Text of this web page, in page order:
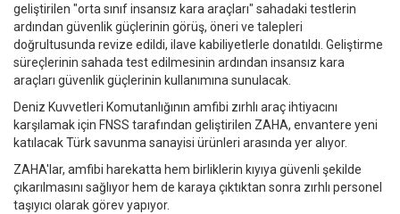
geliştirilen "orta sınıf insansız kara araçları" sahadaki testlerin
ardından güvenlik güçlerinin görüş, öneri ve talepleri
doğrultusunda revize edildi, ilave kabiliyetlerle donatıldı. Geliştirme
süreçlerinin sahada test edilmesinin ardından insansız kara
araçları güvenlik güçlerinin kullanımına sunulacak.
Deniz Kuvvetleri Komutanlığının amfibi zırhlı araç ihtiyacını
karşılamak için FNSS tarafından geliştirilen ZAHA, envantere yeni
katılacak Türk savunma sanayisi ürünleri arasında yer alıyor.
ZAHA'lar, amfibi harekatta hem birliklerin kıyıya güvenli şekilde
çıkarılmasını sağlıyor hem de karaya çıktıktan sonra zırhlı personel
taşıyıcı olarak görev yapıyor.